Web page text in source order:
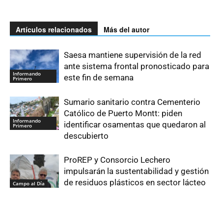
Artículos relacionados Más del autor
Informando
Primero
Saesa mantiene supervisión de la red
ante sistema frontal pronosticado para
este fin de semana
Informando
Primero
Sumario sanitario contra Cementerio
Católico de Puerto Montt: piden
identificar osamentas que quedaron al
descubierto
Campo al Día
ProREP y Consorcio Lechero
impulsarán la sustentabilidad y gestión
de residuos plásticos en sector lácteo